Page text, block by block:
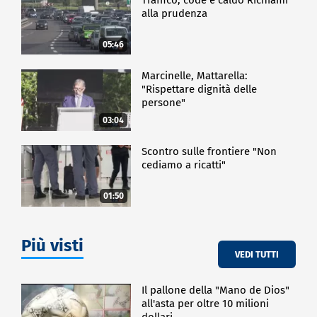
05:46
alla prudenza
03:04
Marcinelle, Mattarella:
"Rispettare dignità delle
persone"
01:50
Scontro sulle frontiere "Non
cediamo a ricatti"
Più visti VEDI TUTTI
Il pallone della "Mano de Dios"
all'asta per oltre 10 milioni